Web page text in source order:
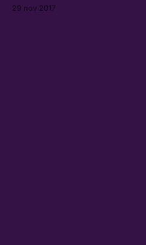
infonde un profondo amore per
29 nov 2017